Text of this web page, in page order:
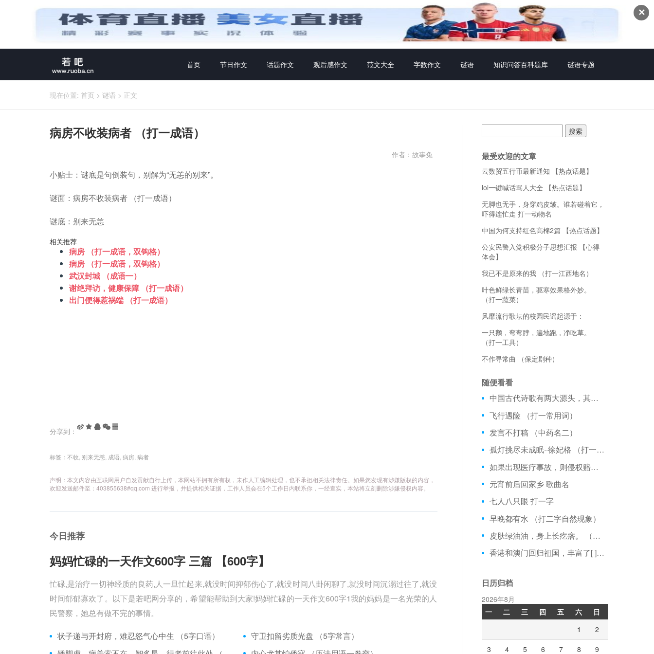
✕
首页 节日作文 话题作文 观后感作文 范文大全 字数作文 谜语 知识问答百科题库 谜语专题
现在位置: 首页 > 谜语 > 正文
病房不收装病者 （打一成语）
作者：故事兔
小贴士：谜底是句倒装句，别解为“无恙的别来”。
谜面：病房不收装病者 （打一成语）
谜底：别来无恙
相关推荐
病房 （打一成语，双钩格）
病房 （打一成语，双钩格）
武汉封城 （成语一）
谢绝拜访，健康保障 （打一成语）
出门便得惹祸端 （打一成语）
分享到：
标签： 不收 别来无恙 成语 病房 病者
声明：本文内容由互联网用户自发贡献自行上传，本网站不拥有所有权，未作人工编辑处理，也不承担相关法律责任。如果您发现有涉嫌版权的内容，
欢迎发送邮件至：403855638#qq.com 进行举报，并提供相关证据，工作人员会在5个工作日内联系你，一经查实，本站将立刻删除涉嫌侵权内容。
今日推荐
妈妈忙碌的一天作文600字 三篇 【600字】
忙碌,是治疗一切神经质的良药,人一旦忙起来,就没时间抑郁伤心了,就没时间八卦闲聊了,就没时间沉溺过往了,就没
时间郁郁寡欢了。以下是若吧网分享的，希望能帮助到大家!妈妈忙碌的一天作文600字1我的妈妈是一名光荣的人
民警察，她总有做不完的事情。
状子递与开封府，难忍怒气心中生 （5字口语）
守卫扣留劣质光盘 （5字常言）
索：
最受欢迎的文章
云数贸五行币最新通知 【热点话题】
lol一键喊话骂人大全 【热点话题】
无脚也无手，身穿鸡皮皱。谁若碰着它，
吓得连忙走 打一动物名
中国为何支持红色高棉2篇 【热点话题】
公安民警入党积极分子思想汇报 【心得
体会】
我已不是原来的我 （打一江西地名）
叶色鲜绿长青苗，驱寒效果格外妙。
（打一蔬菜）
风靡流行歌坛的校园民谣起源于：
一只鹅，弯弯脖，遍地跑，净吃草。
（打一工具）
不作寻常曲 （保定剧种）
随便看看
中国古代诗歌有两大源头，其中现实主义源头是什么？
飞行遇险 （打一常用词）
发言不打稿 （中药名二）
孤灯挑尽未成眠··徐妃格 （打一古代民族）
如果出现医疗事故，则侵权赔偿主体是：
元宵前后回家乡 歌曲名
七人八只眼 打一字
早晚都有水 （打二字自然现象）
皮肤绿油油，身上长疙瘩。 （打一蔬菜）
香港和澳门回归祖国，丰富了[ ]的理论和实践。
日历归档
2026年8月
一
二 三 四 五 六
日
1
2
3 4 5 6 7 8 9